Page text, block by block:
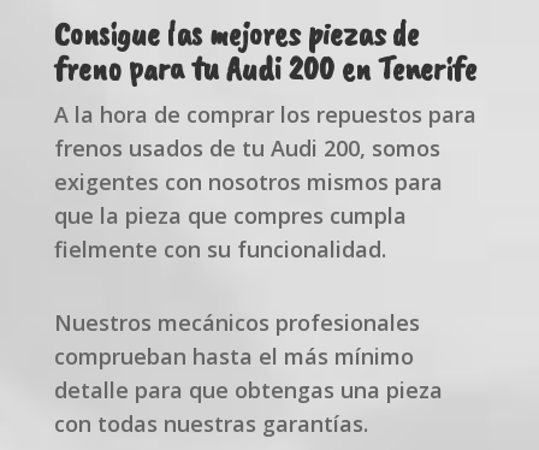
Consigue las mejores piezas de
freno para tu Audi 200 en Tenerife
A la hora de comprar los repuestos para
frenos usados de tu Audi 200, somos
exigentes con nosotros mismos para
que la pieza que compres cumpla
fielmente con su funcionalidad.
Nuestros mecánicos profesionales
comprueban hasta el más mínimo
detalle para que obtengas una pieza
con todas nuestras garantías.